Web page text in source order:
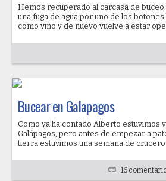
Hemos recuperado al carcasa de
una fuga de agua por uno de los
como vino y de nuevo vuelve a estar
Bucear en Galapagos
Como ya ha contado Alberto estuvimos
Galápagos, pero antes de empezar a
tierra estuvimos una semana de crucero
16